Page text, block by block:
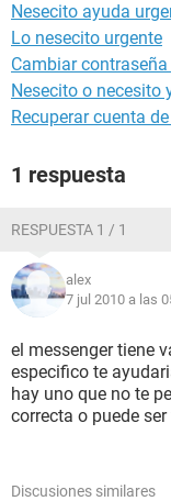
Nesecito ayuda
Lo nesecito urgente
Cambiar
Nesecito o necesito
Recuperar cuenta
1 respuesta
RESPUESTA 1 / 1
alex
7 jul 2010 a las
el messenger tiene
especifico te
hay uno que no te
correcta o puede
Discusiones similares